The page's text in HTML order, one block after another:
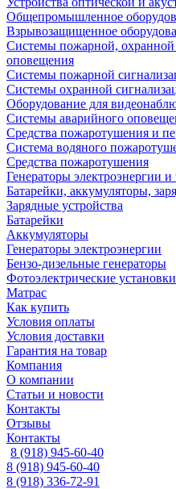
Общепромышленное
Взрывозащищенное
Системы пожарной, охранной
оповещения
Системы пожарной
Системы охранной
Оборудование для
Системы аварийного
Средства пожаротушения и
Система водяного
Средства пожаротушения
Генераторы электроэнергии
Батарейки, аккумуляторы,
Зарядные устройства
Батарейки
Аккумуляторы
Генераторы электроэнергии
Бензо-дизельные генераторы
Фотоэлектрические установки
Матрас
Как купить
Условия оплаты
Условия доставки
Гарантия на товар
Компания
О компании
Статьи и новости
Контакты
Отзывы
Контакты
8 (918) 945-60-40
8 (918) 945-60-40
8 (918) 336-72-91